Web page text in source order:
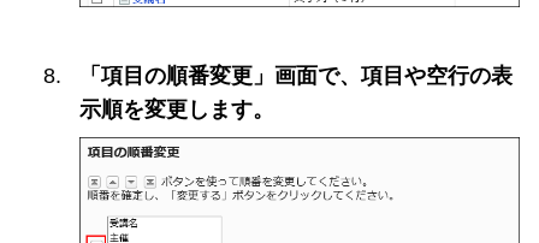
「項目の順番変更」画面で、項目や空行の表
示順を変更します。